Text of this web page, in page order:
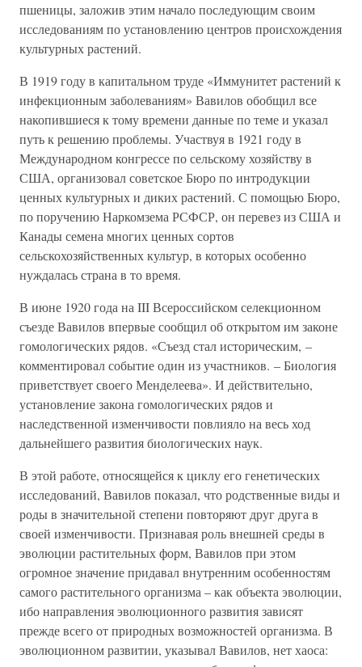
пшеницы, заложив этим начало последующим своим
исследованиям по установлению центров происхождения
культурных растений.
В 1919 году в капитальном труде «Иммунитет растений к
инфекционным заболеваниям» Вавилов обобщил все
накопившиеся к тому времени данные по теме и указал
путь к решению проблемы. Участвуя в 1921 году в
Международном конгрессе по сельскому хозяйству в
США, организовал советское Бюро по интродукции
ценных культурных и диких растений. С помощью Бюро,
по поручению Наркомзема РСФСР, он перевез из США и
Канады семена многих ценных сортов
сельскохозяйственных культур, в которых особенно
нуждалась страна в то время.
В июне 1920 года на III Всероссийском селекционном
съезде Вавилов впервые сообщил об открытом им законе
гомологических рядов. «Съезд стал историческим, –
комментировал событие один из участников. – Биология
приветствует своего Менделеева». И действительно,
установление закона гомологических рядов и
наследственной изменчивости повлияло на весь ход
дальнейшего развития биологических наук.
В этой работе, относящейся к циклу его генетических
исследований, Вавилов показал, что родственные виды и
роды в значительной степени повторяют друг друга в
своей изменчивости. Признавая роль внешней среды в
эволюции растительных форм, Вавилов при этом
огромное значение придавал внутренним особенностям
самого растительного организма – как объекта эволюции,
ибо направления эволюционного развития зависят
прежде всего от природных возможностей организма. В
эволюционном развитии, указывал Вавилов, нет хаоса: